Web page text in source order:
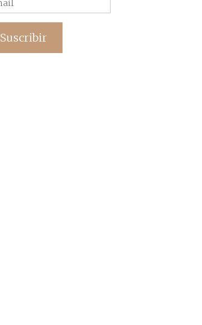
de
Suscribir